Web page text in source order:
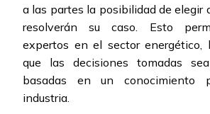
a las partes la posibilidad de elegir
resolverán su caso. Esto
expertos en el sector energético,
que las decisiones tomadas
basadas en un conocimiento
industria.